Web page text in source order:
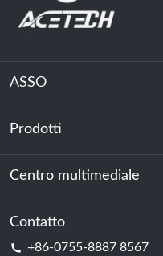
ASSO
Chi siamo
Sostenibilità
Prodotti
Accumulo di energia
Centro dati e sala server
Centro multimediale
Notizia
Contatto
+86-0755-8887 8567